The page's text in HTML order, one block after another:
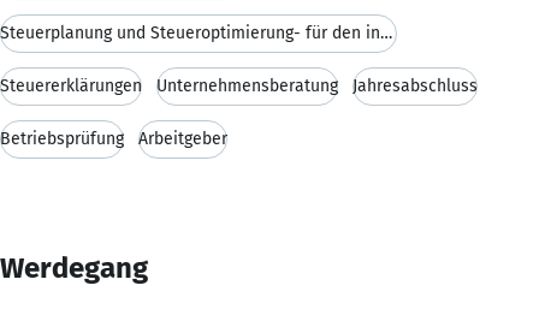
Steuerplanung und Steueroptimierung- für den inter
Steuererklärungen Unternehmensberatung Jahresabschluss
Betriebsprüfung Arbeitgeber
Werdegang